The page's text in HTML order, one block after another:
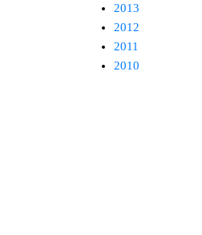
2013
2012
2011
2010